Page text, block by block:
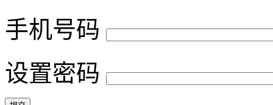
手机号码
设置密码